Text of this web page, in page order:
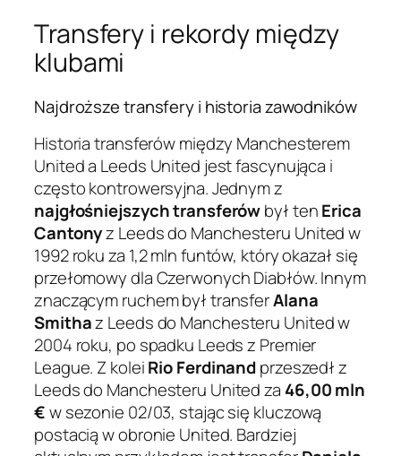
Transfery i rekordy między
klubami
Najdroższe transfery i historia zawodników
Historia transferów między Manchesterem
United a Leeds United jest fascynująca i
często kontrowersyjna. Jednym z
najgłośniejszych transferówbył tenErica
Cantonyz Leeds do Manchesteru United w
1992 roku za 1,2 mln funtów, który okazał się
przełomowy dla Czerwonych Diabłów. Innym
znaczącym ruchem był transferAlana
Smithaz Leeds do Manchesteru United w
2004 roku, po spadku Leeds z Premier
League. Z koleiRio Ferdinandprzeszedł z
Leeds do Manchesteru United za 46,00 mln
€w sezonie 02/03, stając się kluczową
postacią w obronie United. Bardziej